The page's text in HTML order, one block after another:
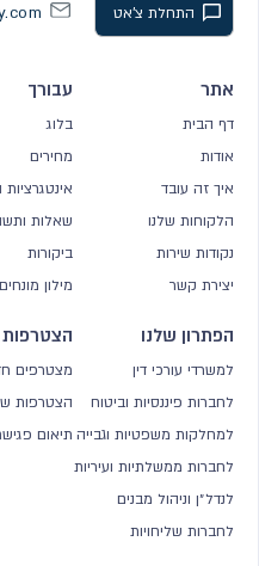
התחלת צ'אט
אתר
דף הבית
אודות
איך זה עובד
הלקוחות שלנו
נקודות שירות
יצירת קשר
עבורך
בלוג
מחירים
שאלות
ביקורות
מילון מונחים
הפתרון שלנו
למשרדי עורכי דין
לחברות פיננסיות וביטוח
למחלקות משפטיות וגבייה
לחברות ממשלתיות ועיריות
לנדל״ן וניהול מבנים
לחברות שליחויות
הצטרפות
מצטרפים
הצטרפות
תיאום